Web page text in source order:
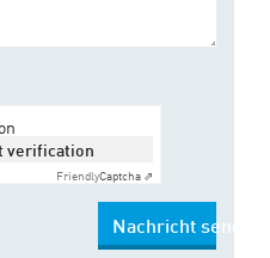
verification
FriendlyCaptcha ⇗
Nachricht senden